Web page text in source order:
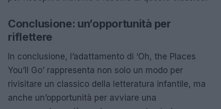
Conclusione: un’opportunità per
riflettere
In conclusione, l’adattamento di ‘Oh, the Places
You’ll Go’ rappresenta non solo un modo per
rivisitare un classico della letteratura infantile, ma
anche un’opportunità per avviare una